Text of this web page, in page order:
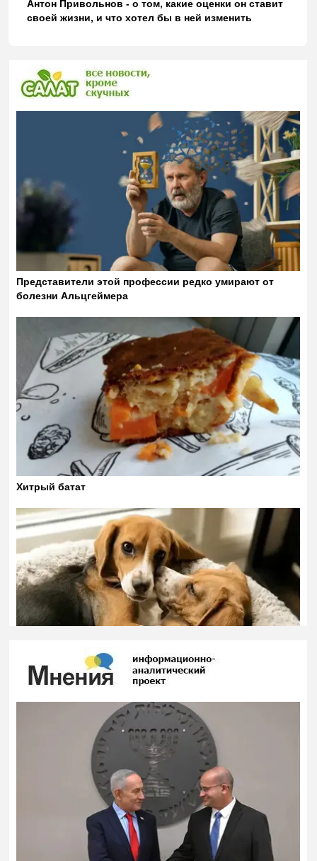
Антон Привольнов - о том, какие оценки он ставит
своей жизни, и что хотел бы в ней изменить